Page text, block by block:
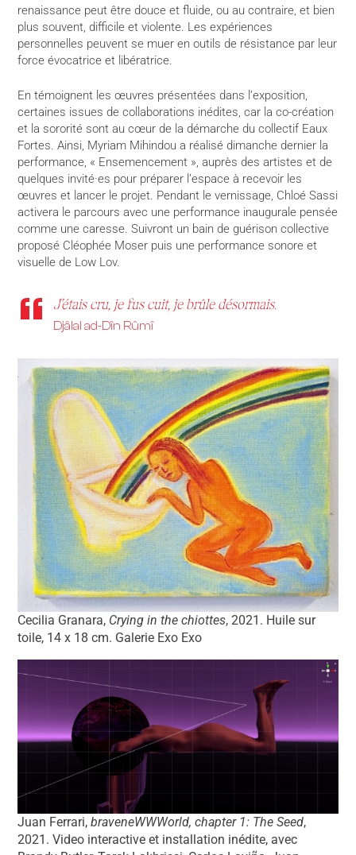
renaissance peut être douce et fluide, ou au contraire, et bien
plus souvent, difficile et violente. Les expériences
personnelles peuvent se muer en outils de résistance par leur
force évocatrice et libératrice.
En témoignent lesœuvres présentées dans l’exposition,
certaines issues de collaborations inédites, car la co-création
et la sororité sont au cœur de la démarche du collectif Eaux
Fortes. Ainsi, Myriam Mihindou a réalisé dimanche dernier la
performance, « Ensemencement », auprès des artistes et de
quelques invité·es pour préparer l’espace à recevoir les
œuvres et lancer le projet. Pendant le vernissage, Chloé Sassi
activera le parcours avec une performance inaugurale pensée
comme une caresse. Suivront un bain de guérison collective
proposé Cléophée Moser puis une performance sonore et
visuelle de Low Lov.
J’étais cru, je fus cuit, je brûle désormais.
Djâlal ad-Dîn Rûmî
Cecilia Granara, Crying in the chiottes, 2021. Huile sur
toile, 14 x 18 cm. Galerie Exo Exo
Juan Ferrari,braveneWWWorld, chapter 1: The Seed,
2021. Video interactive et installation inédite, avec